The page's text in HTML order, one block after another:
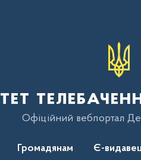
Офіційний вебпортал
Громадянам Є-